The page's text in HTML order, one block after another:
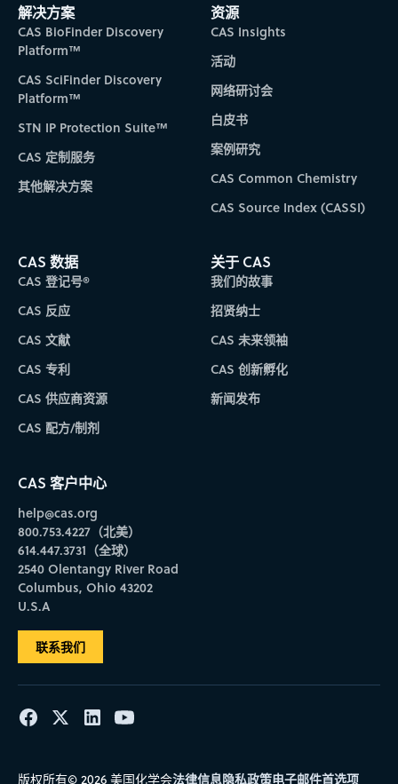
解决方案
CAS BioFinder Discovery
Platform™
CAS SciFinder Discovery
Platform™
STN IP Protection Suite™
CAS 定制服务
其他解决方案
资源
CAS Insights
活动
网络研讨会
白皮书
案例研究
CAS Common Chemistry
CAS Source Index (CASSI)
CAS 数据
CAS 登记号®
CAS 反应
CAS 文献
CAS 专利
CAS 供应商资源
CAS 配方/制剂
关于 CAS
我们的故事
招贤纳士
CAS 未来领袖
CAS 创新孵化
新闻发布
CAS 客户中心
help@cas.org
800.753.4227（北美）
614.447.3731（全球）
2540 Olentangy River Road
Columbus, Ohio 43202
U.S.A
联系我们
版权所有© 2026 美国化学会法律信息隐私政策电子邮件首选项